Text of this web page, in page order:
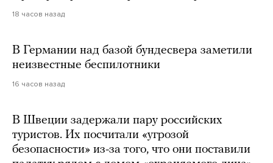
18 часов назад
В Германии над базой бундесвера заметили
неизвестные беспилотники
16 часов назад
В Швеции задержали пару российских
туристов. Их посчитали «угрозой
безопасности» из-за того, что они поставили